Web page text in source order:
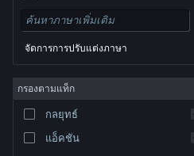
© Valve Corporation สงวนลิขสิทธิ์ เครื่องหมายการค้า
และประเทศอื่น
นโยบายความเป็นส่วนตัว
การช่วยการเข้าถึง|
Steam| การคืนเงิน
จัดการการปรับแต่งภาษา
กรองตามแท็ก
กลยุทธ์
แอ็คชัน